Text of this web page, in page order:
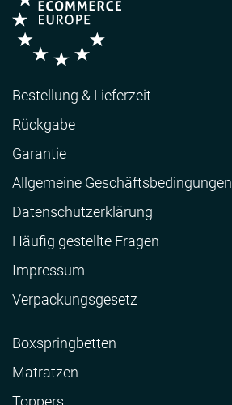
Bestellung & Lieferzeit
Rückgabe
Garantie
Allgemeine Geschäftsbedingungen
Datenschutzerklärung
Häufig gestellte Fragen
Impressum
Verpackungsgesetz
Boxspringbetten
Matratzen
Toppers